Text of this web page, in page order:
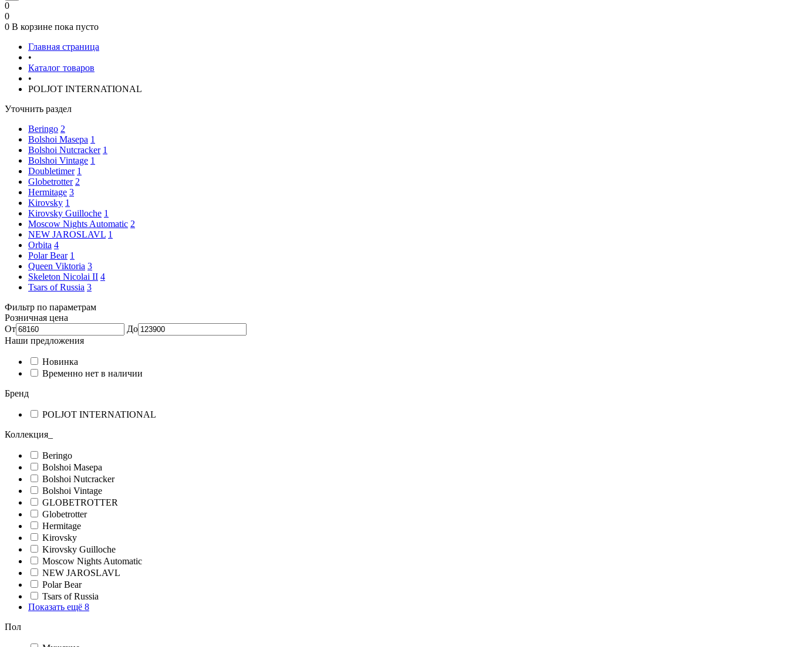
0
0
0 В корзине пока пусто
Главная страница
•
Каталог товаров
•
POLJOT INTERNATIONAL
Уточнить раздел
Beringo 2
Bolshoi Masepa 1
Bolshoi Nutcracker 1
Bolshoi Vintage 1
Doubletimer 1
Globetrotter 2
Hermitage 3
Kirovsky 1
Kirovsky Guilloche 1
Moscow Nights Automatic 2
NEW JAROSLAVL 1
Orbita 4
Polar Bear 1
Queen Viktoria 3
Skeleton Nicolai II 4
Tsars of Russia 3
Фильтр по параметрам
Розничная цена
От
До
Наши предложения
Новинка
Временно нет в наличии
Бренд
POLJOT INTERNATIONAL
Коллекция_
Beringo
Bolshoi Masepa
Bolshoi Nutcracker
Bolshoi Vintage
GLOBETROTTER
Globetrotter
Hermitage
Kirovsky
Kirovsky Guilloche
Moscow Nights Automatic
NEW JAROSLAVL
Polar Bear
Tsars of Russia
Показать ещё 8
Пол